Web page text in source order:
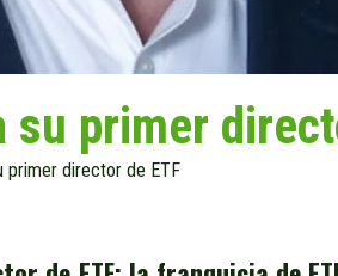
su primer
primer director de ETF